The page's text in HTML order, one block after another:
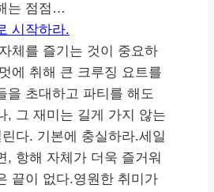
는 점점…
시작하라.
체를 즐기는 것이 중요하
에 취해 큰 크루징 요트를
을 초대하고 파티를 해도
, 그 재미는 길게 가지 않는
다. 기본에 충실하라.세일
, 항해 자체가 더욱 즐거워
끝이 없다.영원한 취미가